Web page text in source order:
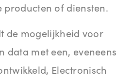
producten of diensten.
de mogelijkheid voor
data met een, eveneens
Electronisch